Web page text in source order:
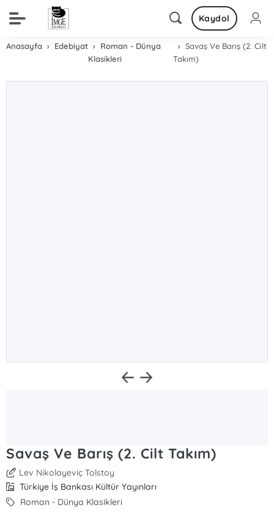
Kaydol
Anasayfa Edebiyat
Roman - Dünya
Klasikleri
Savaş Ve Barış (2. Cilt
Takım)
Savaş Ve Barış (2. Cilt Takım)
Lev Nikolayeviç Tolstoy
Türkiye İş Bankası Kültür Yayınları
Roman - Dünya Klasikleri